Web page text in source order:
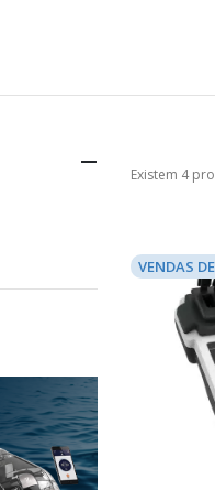
 Existem 4
VENDAS